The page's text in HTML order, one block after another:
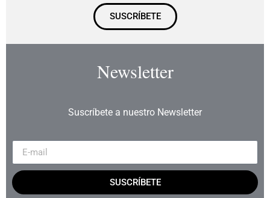
SUSCRÍBETE
Newsletter
Suscríbete a nuestro Newsletter
SUSCRÍBETE